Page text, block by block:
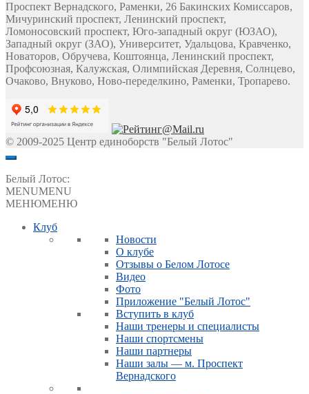
Проспект Вернадского, Раменки, 26 Бакинских Комиссаров,
Мичуринский проспект, Ленинский проспект,
Ломоносовский проспект, Юго-западный округ (ЮЗАО),
Западный округ (ЗАО), Университет, Удальцова, Кравченко,
Новаторов, Обручева, Коштоянца, Ленинский проспект,
Профсоюзная, Калужская, Олимпийская Деревня, Солнцево,
Очаково, Внуково, Ново-переделкино, Раменки, Тропарево.
© 2009-2025 Центр единоборств "Белый Лотос"
Белый Лотос:
MENUMENU
МЕНЮМЕНЮ
Клуб
Новости
О клубе
Отзывы о Белом Лотосе
Видео
Фото
Приложение "Белый Лотос"
Вступить в клуб
Наши тренеры и специалисты
Наши спортсмены
Наши партнеры
Наши залы — м. Проспект
Вернадского